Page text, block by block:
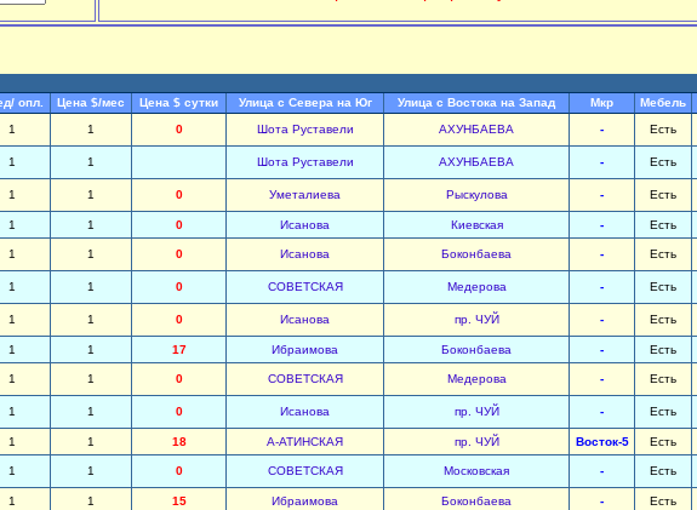
опл. Цена $/мес Цена $ сутки Улица с Севера на Юг Улица с Востока на Запад Мкр Мебель
1 1 0 Шота Руставели АХУНБАЕВА - Есть
1 1 Шота Руставели АХУНБАЕВА - Есть
1 1 0 Уметалиева Рыскулова - Есть
1 1 0 Исанова Киевская - Есть
1 1 0 Исанова Боконбаева - Есть
1 1 0 СОВЕТСКАЯ Медерова - Есть
1 1 0 Исанова пр. ЧУЙ - Есть
1 1 17 Ибраимова Боконбаева - Есть
1 1 0 СОВЕТСКАЯ Медерова - Есть
1 1 0 Исанова пр. ЧУЙ - Есть
1 1 18 А-АТИНСКАЯ пр. ЧУЙ Восток-5 Есть
1 1 0 СОВЕТСКАЯ Московская - Есть
1 1 15 Ибраимова Боконбаева - Есть